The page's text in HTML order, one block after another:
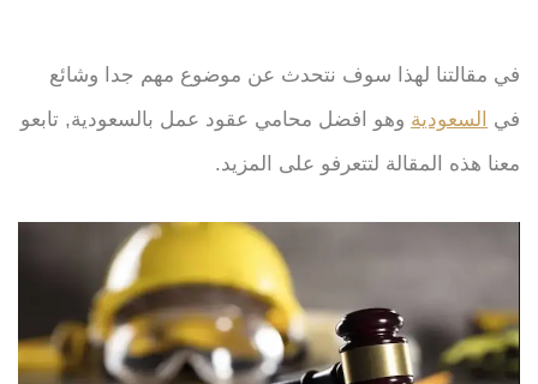
في مقالتنا لهذا سوف نتحدث عن موضوع مهم جدا وشائع
في
السعودية وهو افضل محامي عقود عمل بالسعودية, تابعو
معنا هذه المقالة لتتعرفو على المزيد.